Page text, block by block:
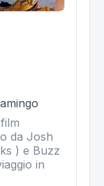
da Josh
) e Buzz
in